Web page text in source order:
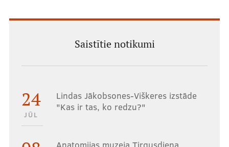
Saistītie notikumi
24
JŪL
Lindas Jākobsones-Viškeres izstāde
"Kas ir tas, ko redzu?"